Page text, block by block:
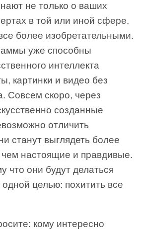
не только о ваших
в той или иной сфере.
более изобретательными.
уже способны
интеллекта
картинки и видео без
Совсем скоро, через
созданные
отличить
станут выглядеть более
чем настоящие и правдивые.
что они будут делаться
целью: похитить все
кому интересно